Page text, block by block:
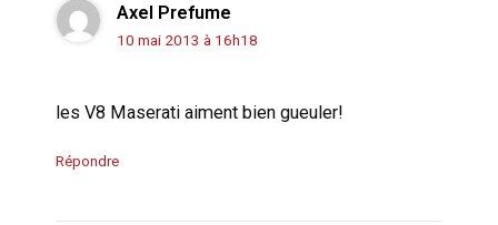
Axel Prefume
10 mai 2013 à 16h18
les V8 Maserati aiment bien gueuler!
Répondre